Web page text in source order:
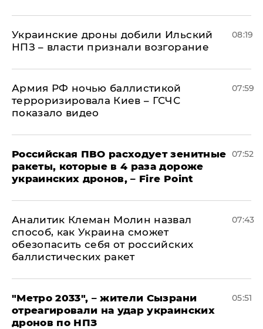
Украинские дроны добили Ильский
НПЗ – власти признали возгорание
08:19
Армия РФ ночью баллистикой
терроризировала Киев – ГСЧС
показало видео
07:59
Российская ПВО расходует зенитные
ракеты, которые в 4 раза дороже
украинских дронов, – Fire Point
07:52
Аналитик Клеман Молин назвал
способ, как Украина сможет
обезопасить себя от российских
баллистических ракет
07:43
"Метро 2033", – жители Сызрани
отреагировали на удар украинских
дронов по НПЗ
05:51